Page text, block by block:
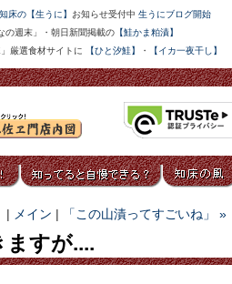
床の【生うに】 お知らせ受付中 生うにブログ開始
の週末」・朝日新聞掲載の 【鮭かま粕漬】
厳選食材サイトに
【ひと汐鮭】 ・ 【イカ一夜干し】
| メイン | 「この山漬ってすごいね」 »
すが....